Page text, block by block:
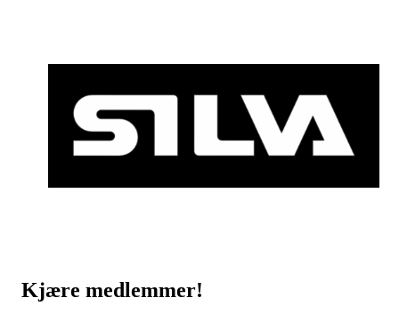
Kjære medlemmer!